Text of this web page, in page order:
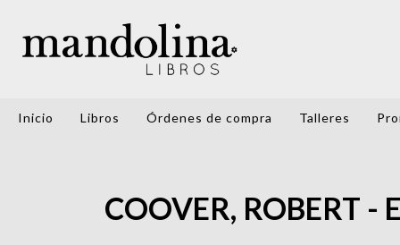
Inicio Libros Órdenes de compra Talleres
COOVER, ROBERT -